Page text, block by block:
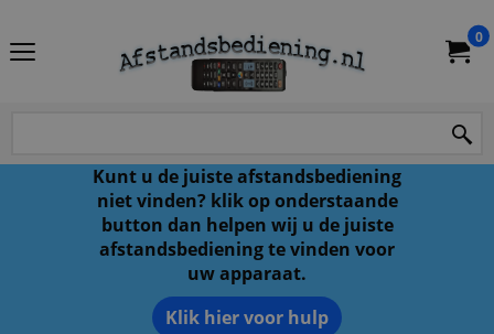
0
Kunt u de juiste afstandsbediening
niet vinden? klik op onderstaande
button dan helpen wij u de juiste
afstandsbediening te vinden voor
uw apparaat.
Klik hier voor hulp